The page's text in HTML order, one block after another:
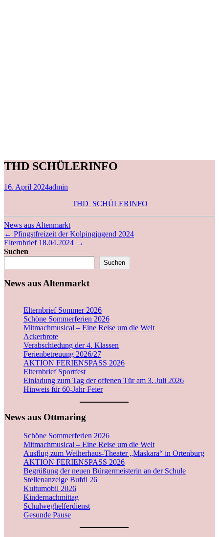
THD SCHÜLERINFO
16. April 2024admin
THD_SCHÜLERINFO
News aus Altenmarkt
← Pfingstfreizeit der Kolpingjugend 2024
Elternbrief 18.04.2024 →
Suchen
Suchen
News aus Altenmarkt
Elternbrief Sommer 2026
Schöne Sommerferien 2026
Mitmachmusical – Eine Reise um die Welt
Ackerbrote
Verabschiedung der 4. Klassen
Ferienbetreuung 2026/27
AKTION FERIENSPASS 2026
Elternbrief Sportfest
Einladung zum Tag der offenen Tür am 3. Juli 2026
Hinweis für 60-Jahr Feier
News aus Ottmaring
Schöne Sommerferien 2026
Mitmachmusical – Eine Reise um die Welt
Ausflug zum Weiherhaus-Theater „Maskara“ in Ortenburg
AKTION FERIENSPASS 2026
Begrüßung der neuen Bürgermeisterin an der Schule
Stellenanzeige Bufdi 26
Kultumobil 2026
Kindernachmittag
Schulweghelferdienst
Gesunde Pause